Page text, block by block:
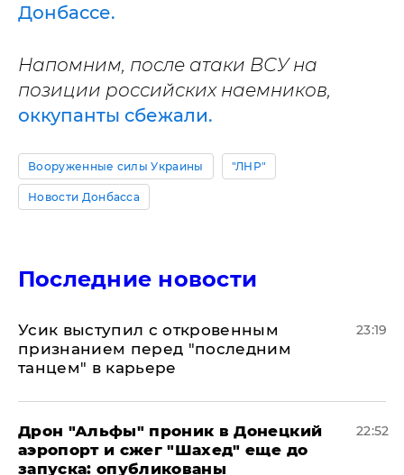
Донбассе.
Напомним, после атаки ВСУ на
позиции российских наемников,
оккупанты сбежали.
Вооруженные силы Украины "ЛНР"
Новости Донбасса
Последние новости
Усик выступил с откровенным
признанием перед "последним
танцем" в карьере
23:19
Дрон "Альфы" проник в Донецкий
аэропорт и сжег "Шахед" еще до
запуска: опубликованы
22:52